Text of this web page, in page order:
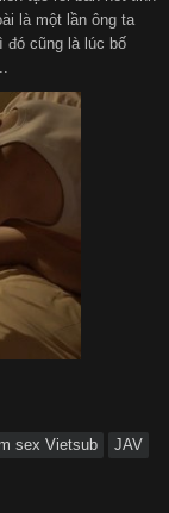
là một lần ông ta
đó cũng là lúc bố
sex Vietsub JAV